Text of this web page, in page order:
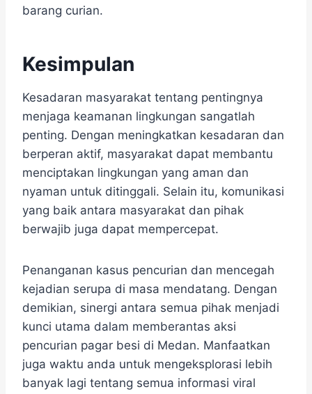
barang curian.
Kesimpulan
Kesadaran masyarakat tentang pentingnya
menjaga keamanan lingkungan sangatlah
penting. Dengan meningkatkan kesadaran dan
berperan aktif, masyarakat dapat membantu
menciptakan lingkungan yang aman dan
nyaman untuk ditinggali. Selain itu, komunikasi
yang baik antara masyarakat dan pihak
berwajib juga dapat mempercepat.
Penanganan kasus pencurian dan mencegah
kejadian serupa di masa mendatang. Dengan
demikian, sinergi antara semua pihak menjadi
kunci utama dalam memberantas aksi
pencurian pagar besi di Medan. Manfaatkan
juga waktu anda untuk mengeksplorasi lebih
banyak lagi tentang semua informasi viral